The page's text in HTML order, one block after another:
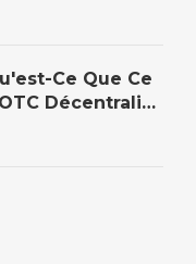
Ce Que Ce
Décentralisé